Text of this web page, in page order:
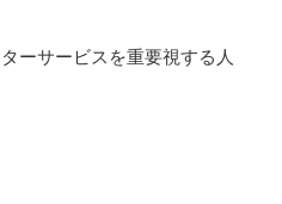
ーサービスを重要視する人